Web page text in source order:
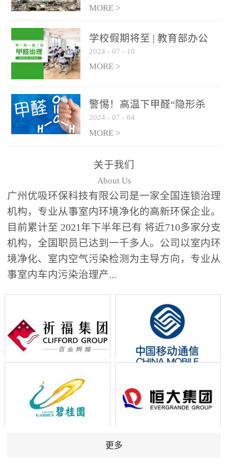
绿色家居
MORE >
学校假期将至 | 教育部办公
厅关于加强学校新建校舍室
内空气质量管理通知
2024 - 07 - 10
MORE >
警惕！高温下甲醛“隐形杀
手”来袭，你的家安全吗？
2024 - 07 - 04
MORE >
关于我们
About Us
广州优吸环保科技有限公司是一家全国连锁治理
机构，专业从事室内环境净化的高新环保企业。
目前累计至 2021年下半年已有 将近710多家分支
机构，全国职员已达到一千多人。公司以室内环
境净化、室内空气污染检测为主导方向，专业从
事室内车内污染治理产...
更多